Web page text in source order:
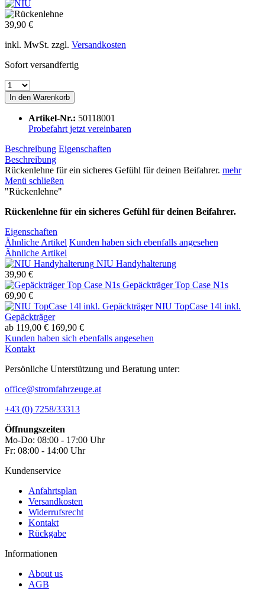
39,90 €
inkl. MwSt. zzgl. Versandkosten
Sofort versandfertig
In den Warenkorb
Artikel-Nr.: 50118001
Probefahrt jetzt vereinbaren
Beschreibung Eigenschaften
Beschreibung
Rückenlehne für ein sicheres Gefühl für deinen Beifahrer. mehr
Menü schließen
"Rückenlehne"
Rückenlehne für ein sicheres Gefühl für deinen Beifahrer.
Eigenschaften
Ähnliche Artikel Kunden haben sich ebenfalls angesehen
Ähnliche Artikel
NIU Handyhalterung
39,90 €
Gepäckträger Top Case N1s
69,90 €
NIU TopCase 14l inkl.
Gepäckträger
ab 119,00 € 169,90 €
Kunden haben sich ebenfalls angesehen
Kontakt
Persönliche Unterstützung und Beratung unter:
office@stromfahrzeuge.at
+43 (0) 7258/33313
Öffnungszeiten
Mo-Do: 08:00 - 17:00 Uhr
Fr: 08:00 - 14:00 Uhr
Kundenservice
Anfahrtsplan
Versandkosten
Widerrufsrecht
Kontakt
Rückgabe
Informationen
About us
AGB